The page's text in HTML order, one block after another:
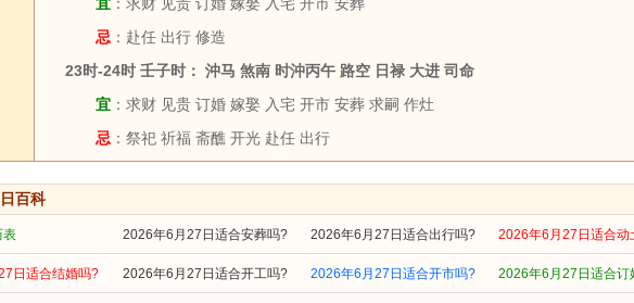
忌 ：赴任 出行 修造
23时-24时 壬子时： 沖马 煞南 时沖丙午 路空 日禄 大进 司命
宜 ：求财 见贵 订婚 嫁娶 入宅 开市 安葬 求嗣 作灶
忌 ：祭祀 祈福 斋醮 开光 赴任 出行
百科
表 2026年6月27日适合安葬吗? 2026年6月27日适合出行吗? 2026年6月27日适合动
日适合结婚吗? 2026年6月27日适合开工吗? 2026年6月27日适合开市吗? 2026年6月27日适合订